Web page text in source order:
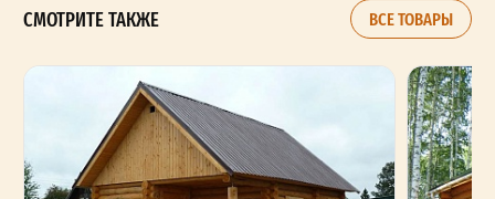
СМОТРИТЕ ТАКЖЕ ВСЕ ТОВАРЫ